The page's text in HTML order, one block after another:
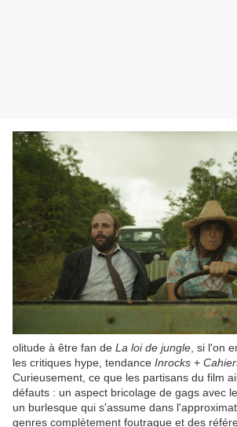
olitude à être fan de La loi de jungle , si l'on
les critiques hype, tendance Inrocks +
Curieusement, ce que les partisans du film
défauts : un aspect bricolage de gags avec
un burlesque qui s'assume dans
genres complètement foutraque et des